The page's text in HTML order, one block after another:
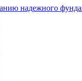
надежного